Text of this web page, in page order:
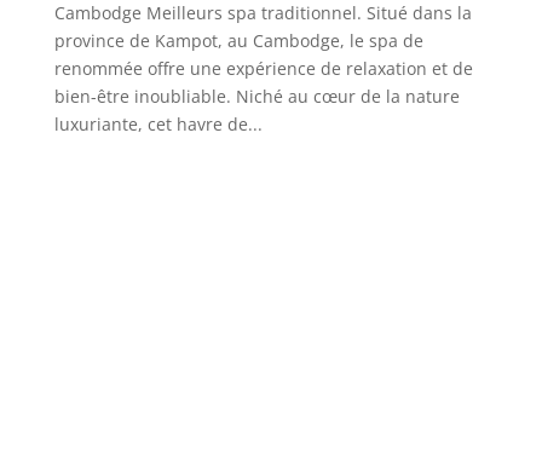
Cambodge Meilleurs spa traditionnel. Situé dans la
province de Kampot, au Cambodge, le spa de
renommée offre une expérience de relaxation et de
bien-être inoubliable. Niché au cœur de la nature
luxuriante, cet havre de...